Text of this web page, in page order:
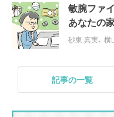
敏腕ファ
あなたの
砂東 真実、 横
記事の一覧